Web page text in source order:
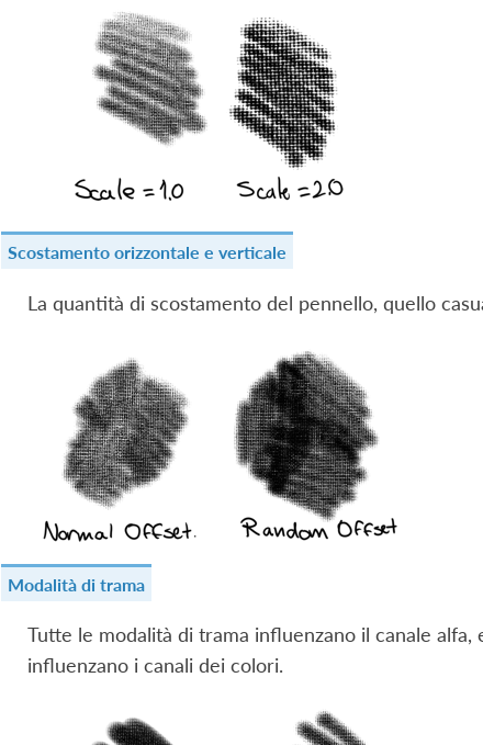
Scostamento orizzontale e verticale
La quantità di scostamento del pennello, quello
Modalità di trama
Tutte le modalità di trama influenzano il canale alfa,
influenzano i canali dei colori.